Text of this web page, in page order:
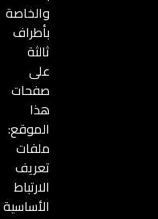
والخاصة
بأطراف
ثالثة
على
صفحات
هذا
الموقع:
ملفات
تعريف
الارتباط
الأساسية،